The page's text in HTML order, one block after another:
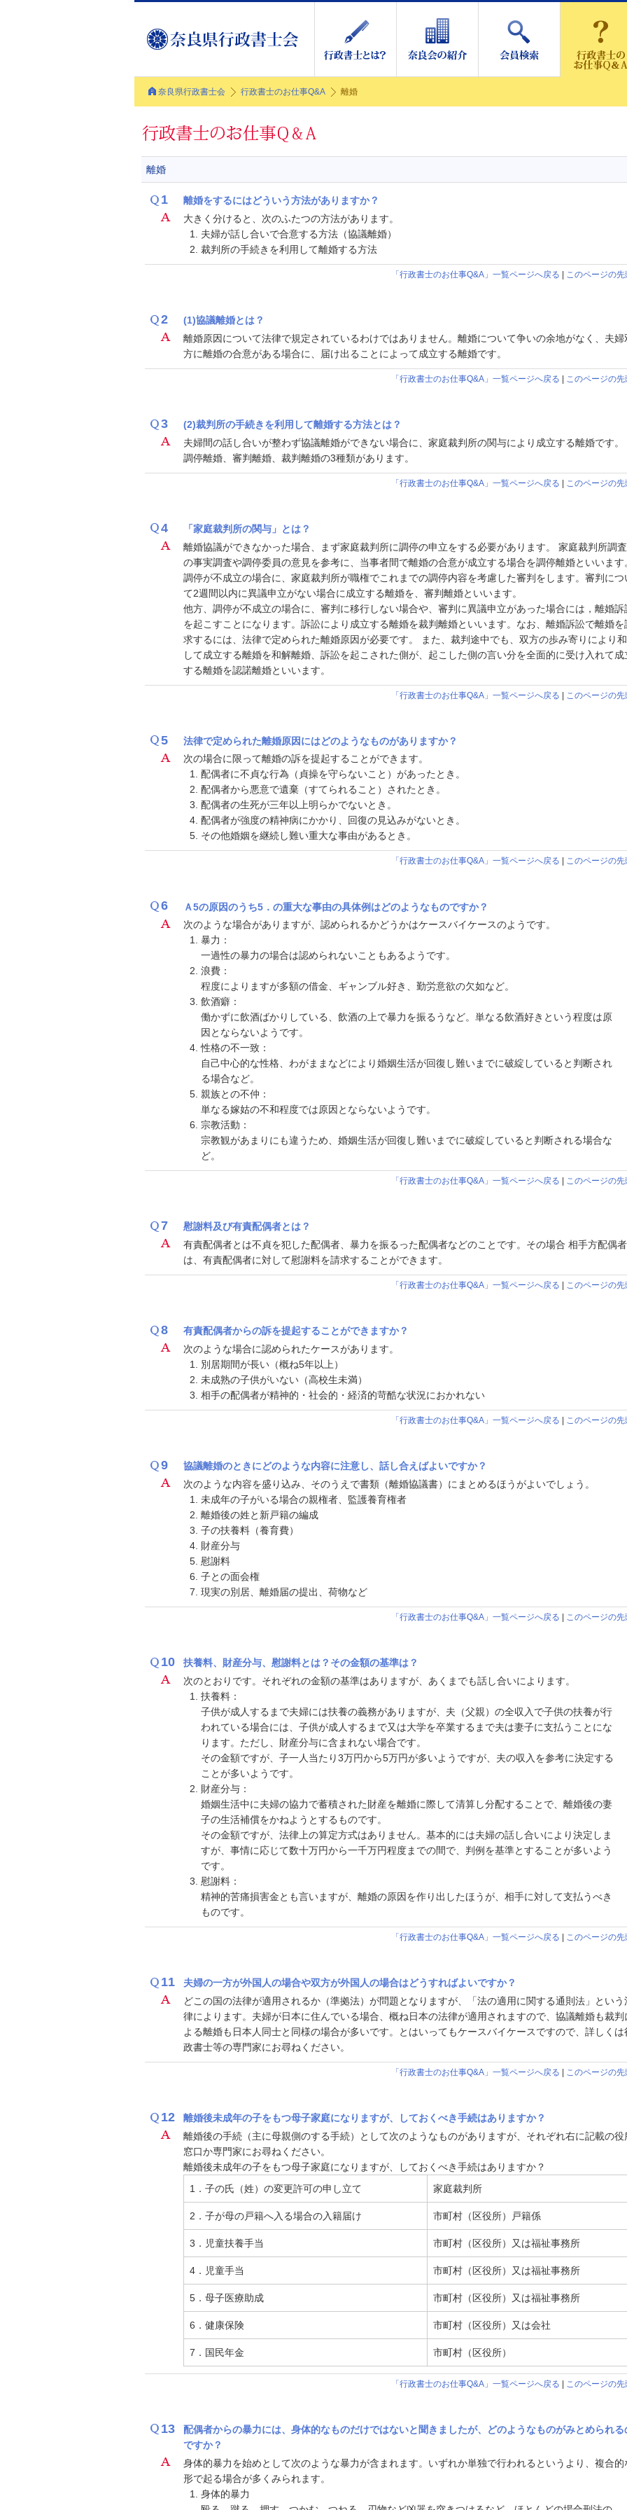
奈良県行政書士会 行政書士のお仕事Q&A 離婚
離婚
1
離婚をするにはどういう方法がありますか？
大きく分けると、次のふたつの方法があります。
夫婦が話し合いで合意する方法（協議離婚）
裁判所の手続きを利用して離婚する方法
「行政書士のお仕事Q&A」一覧ページへ戻る | このページの先
2
(1)協議離婚とは？
離婚原因について法律で規定されているわけではありません。離婚について争いの余地がなく、夫婦
方に離婚の合意がある場合に、届け出ることによって成立する離婚です。
「行政書士のお仕事Q&A」一覧ページへ戻る | このページの
3
(2)裁判所の手続きを利用して離婚する方法とは？
夫婦間の話し合いが整わず協議離婚ができない場合に、家庭裁判所の関与により成立する離婚です。
調停離婚、審判離婚、裁判離婚の3種類があります。
「行政書士のお仕事Q&A」一覧ページへ戻る | このページの
4
「家庭裁判所の関与」とは？
離婚協議ができなかった場合、まず家庭裁判所に調停の申立をする必要があります。 家庭裁判所調
の事実調査や調停委員の意見を参考に、当事者間で離婚の合意が成立する場合を調停離婚といいます
調停が不成立の場合に、家庭裁判所が職権でこれまでの調停内容を考慮した審判をします。審判につ
て2週間以内に異議申立がない場合に成立する離婚を、審判離婚といいます。
他方、調停が不成立の場合に、審判に移行しない場合や、審判に異議申立があった場合には，離婚訴
を起こすことになります。訴訟により成立する離婚を裁判離婚といいます。なお、離婚訴訟で離婚を
求するには、法律で定められた離婚原因が必要です。 また、裁判途中でも、双方の歩み寄りにより
して成立する離婚を和解離婚、訴訟を起こされた側が、起こした側の言い分を全面的に受け入れて成
する離婚を認諾離婚といいます。
「行政書士のお仕事Q&A」一覧ページへ戻る | このページの
5
法律で定められた離婚原因にはどのようなものがありますか？
次の場合に限って離婚の訴を提起することができます。
配偶者に不貞な行為（貞操を守らないこと）があったとき。
配偶者から悪意で遺棄（すてられること）されたとき。
配偶者の生死が三年以上明らかでないとき。
配偶者が強度の精神病にかかり、回復の見込みがないとき。
その他婚姻を継続し難い重大な事由があるとき。
「行政書士のお仕事Q&A」一覧ページへ戻る このページの先
6
Ａ5の原因のうち5．の重大な事由の具体例はどのようなものですか？
次のような場合がありますが、認められるかどうかはケースバイケースのようです。
暴力：
一過性の暴力の場合は認められないこともあるようです。
浪費：
程度によりますが多額の借金、ギャンブル好き、勤労意欲の欠如など。
飲酒癖：
働かずに飲酒ばかりしている、飲酒の上で暴力を振るうなど。単なる飲酒好きという程度は原
因とならないようです。
性格の不一致：
自己中心的な性格、わがままなどにより婚姻生活が回復し難いまでに破綻していると判断され
る場合など。
親族との不仲：
単なる嫁姑の不和程度では原因とならないようです。
宗教活動：
宗教観があまりにも違うため、婚姻生活が回復し難いまでに破綻していると判断される場合な
ど。
「行政書士のお仕事Q&A」一覧ページへ戻る このページの先
7
慰謝料及び有責配偶者とは？
有責配偶者とは不貞を犯した配偶者、暴力を振るった配偶者などのことです。その場合 相手方配偶者
は、有責配偶者に対して慰謝料を請求することができます。
「行政書士のお仕事Q&A」一覧ページへ戻る このページの先
8
有責配偶者からの訴を提起することができますか？
次のような場合に認められたケースがあります。
別居期間が長い（概ね5年以上）
未成熟の子供がいない（高校生未満）
相手の配偶者が精神的・社会的・経済的苛酷な状況におかれない
「行政書士のお仕事Q&A」一覧ページへ戻る このページの先
9
協議離婚のときにどのような内容に注意し、話し合えばよいですか？
次のような内容を盛り込み、そのうえで書類（離婚協議書）にまとめるほうがよいでしょう。
未成年の子がいる場合の親権者、監護養育権者
離婚後の姓と新戸籍の編成
子の扶養料（養育費）
財産分与
慰謝料
子との面会権
現実の別居、離婚届の提出、荷物など
「行政書士のお仕事Q&A」一覧ページへ戻る このページの先
10
扶養料、財産分与、慰謝料とは？その金額の基準は？
次のとおりです。それぞれの金額の基準はありますが、あくまでも話し合いによります。
扶養料：
子供が成人するまで夫婦には扶養の義務がありますが、夫（父親）の全収入で子供の扶養が行
われている場合には、子供が成人するまで又は大学を卒業するまで夫は妻子に支払うことにな
ります。ただし、財産分与に含まれない場合です。
その金額ですが、子一人当たり3万円から5万円が多いようですが、夫の収入を参考に決定する
ことが多いようです。
財産分与：
婚姻生活中に夫婦の協力で蓄積された財産を離婚に際して清算し分配することで、離婚後の妻
子の生活補償をかねようとするものです。
その金額ですが、法律上の算定方式はありません。基本的には夫婦の話し合いにより決定しま
すが、事情に応じて数十万円から一千万円程度までの間で、判例を基準とすることが多いよう
です。
慰謝料：
精神的苦痛損害金とも言いますが、離婚の原因を作り出したほうが、相手に対して支払うべき
ものです。
「行政書士のお仕事Q&A」一覧ページへ戻る このページの先
11
夫婦の一方が外国人の場合や双方が外国人の場合はどうすればよいですか？
どこの国の法律が適用されるか（準拠法）が問題となりますが、「法の適用に関する通則法」という
律によります。夫婦が日本に住んでいる場合、概ね日本の法律が適用されますので、協議離婚も裁判
よる離婚も日本人同士と同様の場合が多いです。とはいってもケースバイケースですので、詳しくは
政書士等の専門家にお尋ねください。
「行政書士のお仕事Q&A」一覧ページへ戻る | このページの
12
離婚後未成年の子をもつ母子家庭になりますが、しておくべき手続はありますか？
離婚後の手続（主に母親側のする手続）として次のようなものがありますが、それぞれ右に記載の役
窓口か専門家にお尋ねください。
離婚後未成年の子をもつ母子家庭になりますが、しておくべき手続はありますか？
1．子の氏（姓）の変更許可の申し立て
家庭裁判所
2．子が母の戸籍へ入る場合の入籍届け 市町村（区役所）戸籍係
3．児童扶養手当 市町村（区役所）又は福祉事務所
4．児童手当 市町村（区役所）又は福祉事務所
5．母子医療助成 市町村（区役所）又は福祉事務所
6．健康保険 市町村（区役所）又は会社
7．国民年金 市町村（区役所）
「行政書士のお仕事Q&A」一覧ページへ戻る | このページの
13
配偶者からの暴力には、身体的なものだけではないと聞きましたが、どのようなものがみとめられる
ですか？
身体的暴力を始めとして次のような暴力が含まれます。いずれか単独で行われるというより、複合的
形で起る場合が多くみられます。
身体的暴力